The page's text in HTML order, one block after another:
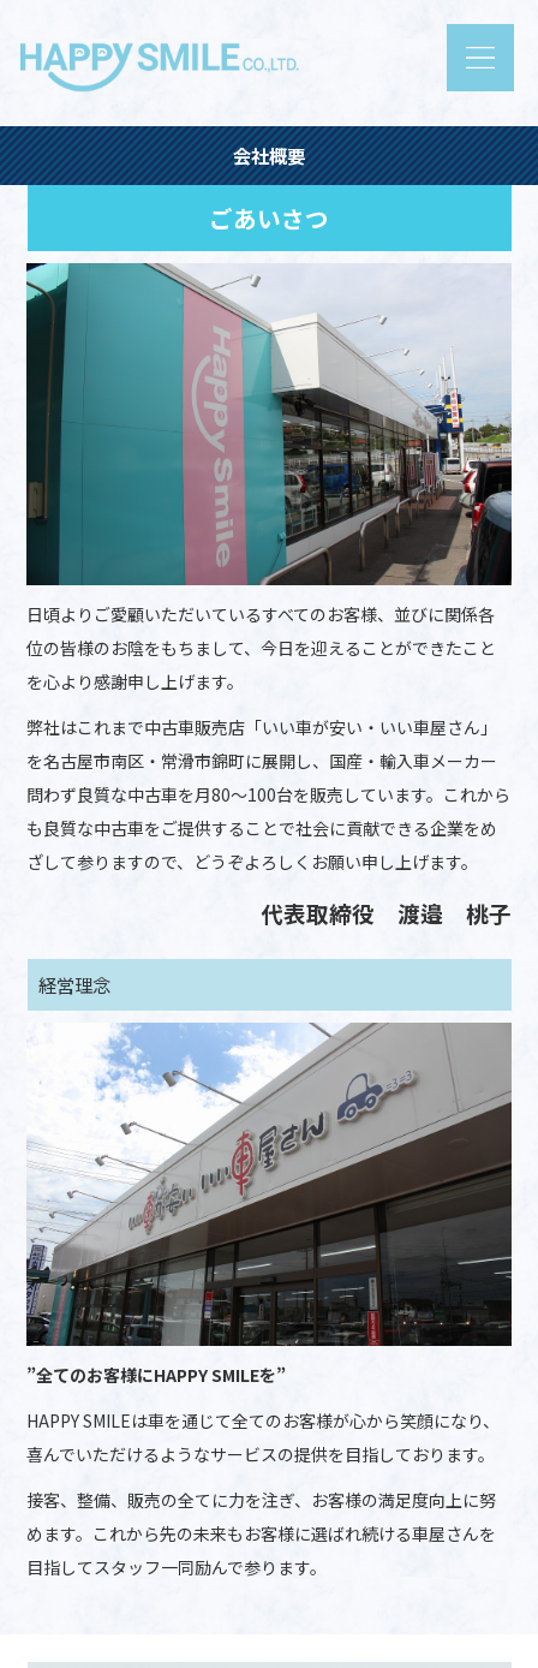
会社概要
ごあいさつ
日頃よりご愛顧いただいているすべてのお客様、並びに関係各
位の皆様のお陰をもちまして、今日を迎えることができたこと
を心より感謝申し上げます。
弊社はこれまで中古車販売店「いい車が安い・いい車屋さん」
を名古屋市南区・常滑市錦町に展開し、国産・輸入車メーカー
問わず良質な中古車を月80～100台を販売しています。これから
も良質な中古車をご提供することで社会に貢献できる企業をめ
ざして参りますので、どうぞよろしくお願い申し上げます。
代表取締役 渡邉 桃子
経営理念
”全てのお客様にHAPPY SMILEを”
HAPPY SMILEは車を通じて全てのお客様が心から笑顔になり、
喜んでいただけるようなサービスの提供を目指しております。
接客、整備、販売の全てに力を注ぎ、お客様の満足度向上に努
めます。これから先の未来もお客様に選ばれ続ける車屋さんを
目指してスタッフ一同励んで参ります。